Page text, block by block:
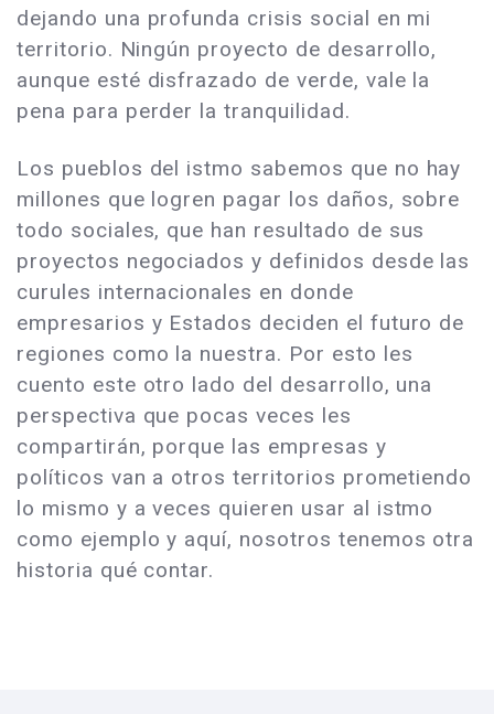
dejando una profunda crisis social en mi
territorio. Ningún proyecto de desarrollo,
aunque esté disfrazado de verde, vale la
pena para perder la tranquilidad.
Los pueblos del istmo sabemos que no hay
millones que logren pagar los daños, sobre
todo sociales, que han resultado de sus
proyectos negociados y definidos desde las
curules internacionales en donde
empresarios y Estados deciden el futuro de
regiones como la nuestra. Por esto les
cuento este otro lado del desarrollo, una
perspectiva que pocas veces les
compartirán, porque las empresas y
políticos van a otros territorios prometiendo
lo mismo y a veces quieren usar al istmo
como ejemplo y aquí, nosotros tenemos otra
historia qué contar.